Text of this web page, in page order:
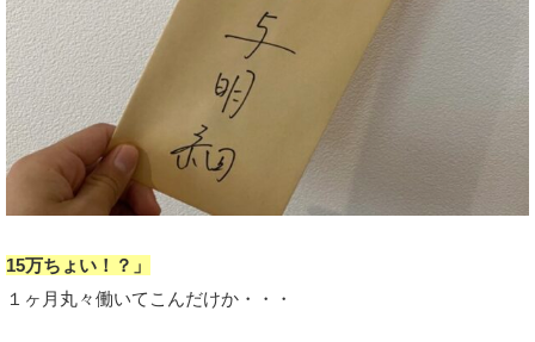
15万ちょい！？」
１ヶ月丸々働いてこんだけか・・・